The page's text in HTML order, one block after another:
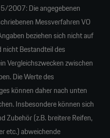
2007: Die angegebenen
Messverfahren VO
beziehen sich nicht auf
nicht Bestandteil des
Vergleichszwecken zwischen
Die Werte des
können daher nach unten
Insbesondere können sich
Zubehör (z.B. breitere Reifen,
etc.) abweichende